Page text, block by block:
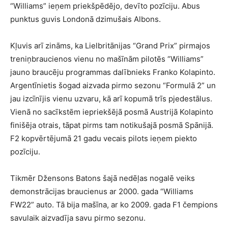
“Williams” ieņem priekšpēdējo, devīto pozīciju. Abus
punktus guvis Londonā dzimušais Albons.
Kļuvis arī zināms, ka Lielbritānijas “Grand Prix” pirmajos
treniņbraucienos vienu no mašīnām pilotēs “Williams”
jauno braucēju programmas dalībnieks Franko Kolapinto.
Argentīnietis šogad aizvada pirmo sezonu “Formulā 2” un
jau izcīnījis vienu uzvaru, kā arī kopumā trīs pjedestālus.
Vienā no sacīkstēm iepriekšējā posmā Austrijā Kolapinto
finišēja otrais, tāpat pirms tam notikušajā posmā Spānijā.
F2 kopvērtējumā 21 gadu vecais pilots ieņem piekto
pozīciju.
Tikmēr Džensons Batons šajā nedēļas nogalē veiks
demonstrācijas braucienus ar 2000. gada “Williams
FW22” auto. Tā bija mašīna, ar ko 2009. gada F1 čempions
savulaik aizvadīja savu pirmo sezonu.